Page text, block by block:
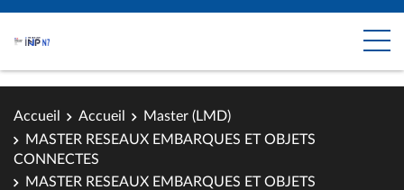
Accueil Accueil
Master (LMD)
MASTER RESEAUX EMBARQUES ET OBJETS
CONNECTES
MASTER RESEAUX EMBARQUES ET OBJETS